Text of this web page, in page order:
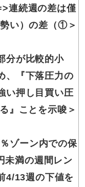
連続週の差は僅
い）の差（①＞
分が比較的小
、『下落圧力の
い押し目買い圧
』ことを示唆＞
ゾーン内での保
未満の週間レン
4/13週の下値を